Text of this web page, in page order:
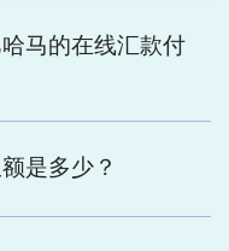
马的在线汇款付
是多少？